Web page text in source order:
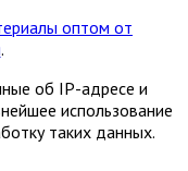
оптом от
.
об IP-адресе и
использование
таких данных.